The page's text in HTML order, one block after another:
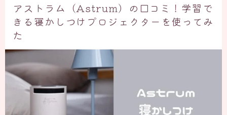
アストラム（Astrum）の口コミ！学習で
きる寝かしつけプロジェクターを使ってみ
た